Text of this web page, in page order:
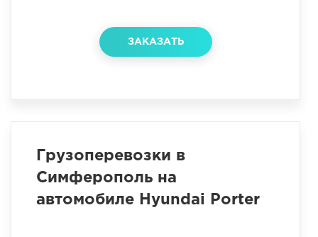
ЗАКАЗАТЬ
Грузоперевозки в
Симферополь на
автомобиле Hyundai Porter